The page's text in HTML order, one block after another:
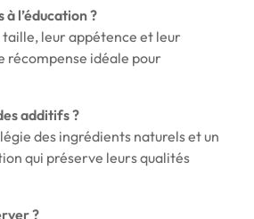
l’éducation ?
leur appétence et leur
récompense idéale pour
additifs ?
des ingrédients naturels et un
qui préserve leurs qualités
?